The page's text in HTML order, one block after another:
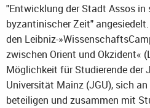
"Entwicklung der Stadt Assos in
byzantinischer Zeit"
den Leibniz-
zwischen Orient und Okzident«
Möglichkeit für Studierende der
Universität Mainz (JGU), sich
beteiligen und zusammen mit